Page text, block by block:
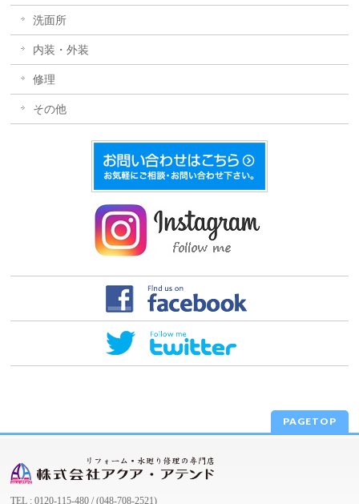
洗面所
内装・外装
修理
その他
PAGETOP
TEL : 0120-115-480 / (048-708-2521)